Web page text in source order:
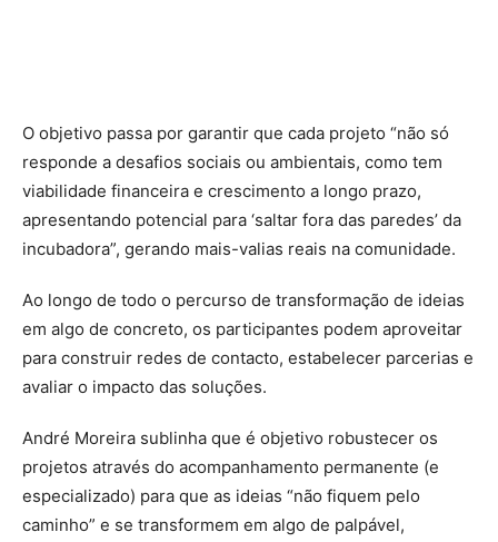
O objetivo passa por garantir que cada projeto “não só
responde a desafios sociais ou ambientais, como tem
viabilidade financeira e crescimento a longo prazo,
apresentando potencial para ‘saltar fora das paredes’ da
incubadora”, gerando mais-valias reais na comunidade.
Ao longo de todo o percurso de transformação de ideias
em algo de concreto, os participantes podem aproveitar
para construir redes de contacto, estabelecer parcerias e
avaliar o impacto das soluções.
André Moreira sublinha que é objetivo robustecer os
projetos através do acompanhamento permanente (e
especializado) para que as ideias “não fiquem pelo
caminho” e se transformem em algo de palpável,